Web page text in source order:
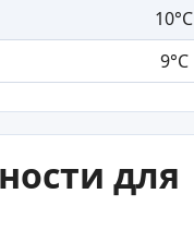
10°C
9°C
для